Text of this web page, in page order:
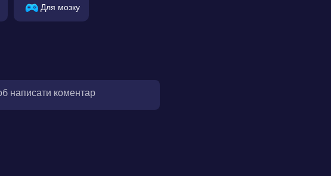
Для мозку
написати коментар